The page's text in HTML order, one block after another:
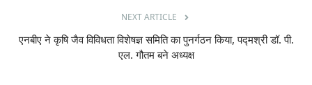
NEXT ARTICLE
एनबीए ने कृषि जैव विविधता विशेषज्ञ समिति का पुनर्गठन किया, पद्मश्री डॉ. पी.
एल. गौतम बने अध्यक्ष